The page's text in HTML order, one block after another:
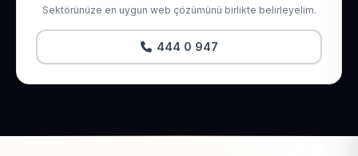
Sektörünüze en uygun web çözümünü birlikte belirleyelim.
444 0 947